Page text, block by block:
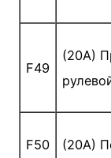
F49
(20A)
F50 (20A)